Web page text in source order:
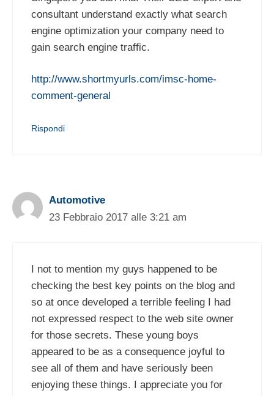
consultant understand exactly what search
engine optimization your company need to
gain search engine traffic.
http://www.shortmyurls.com/imsc-home-
comment-general
Rispondi
Automotive
23 Febbraio 2017 alle 3:21 am
I not to mention my guys happened to be
checking the best key points on the blog and
so at once developed a terrible feeling I had
not expressed respect to the web site owner
for those secrets. These young boys
appeared to be as a consequence joyful to
see all of them and have seriously been
enjoying these things. I appreciate you for